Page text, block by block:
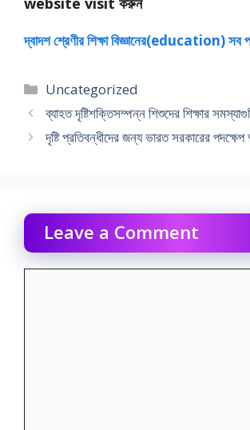
দ্বাদশ শ্রেণীর শিক্ষা বিজ্ঞানের(education)
Categories
Uncategorized
ব্যাহত দৃষ্টিশক্তিসম্পন্ন শিশুদের শিক্ষার
দৃষ্টি প্রতিবন্ধীদের জন্য ভারত সরকারের
Leave a Comment